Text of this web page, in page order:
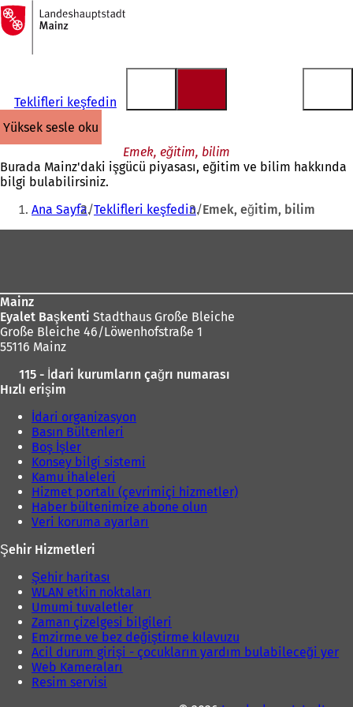
İçeriğe atla
Ana
sayfaya
Teklifleri keşfedin
yüksek sesle oku
Emek, eğitim, bilim
Burada Mainz'daki işgücü piyasası, eğitim ve bilim hakkında
bilgi bulabilirsiniz.
Buradasınız:
Ana Sayfa Teklifleri keşfedin Emek, eğitim, bilim
Mainz
Eyalet Başkenti Stadthaus Große Bleiche
Große Bleiche 46/Löwenhofstraße 1
55116 Mainz
115 - İdari kurumların çağrı numarası
Hızlı erişim
İdari organizasyon
Basın Bültenleri
Boş İşler
Konsey bilgi sistemi
Kamu ihaleleri
Hizmet portalı (çevrimiçi hizmetler)
Haber bültenimize abone olun
Veri koruma ayarları
Şehir Hizmetleri
Şehir haritası
WLAN etkin noktaları
Umumi tuvaletler
Zaman çizelgesi bilgileri
Emzirme ve bez değiştirme kılavuzu
Acil durum girişi - çocukların yardım bulabileceği yer
Web Kameraları
Resim servisi